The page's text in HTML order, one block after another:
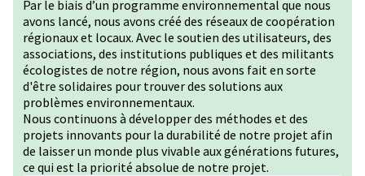
Par le biais d’un programme environnemental que nous
avons lancé, nous avons créé des réseaux de coopération
régionaux et locaux. Avec le soutien des utilisateurs, des
associations, des institutions publiques et des militants
écologistes de notre région, nous avons fait en sorte
d'être solidaires pour trouver des solutions aux
problèmes environnementaux.
Nous continuons à développer des méthodes et des
projets innovants pour la durabilité de notre projet afin
de laisser un monde plus vivable aux générations futures,
ce qui est la priorité absolue de notre projet.